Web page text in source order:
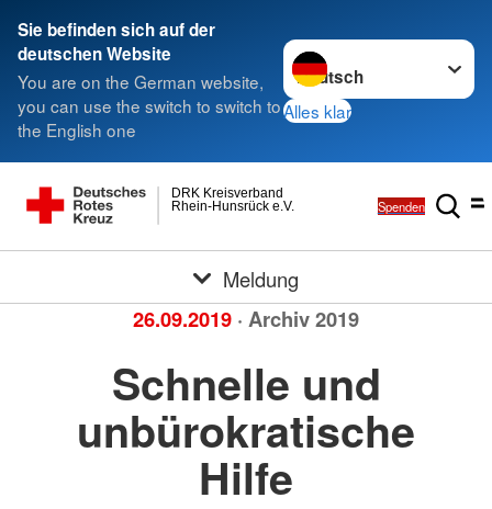
Sie befinden sich auf der
deutschen Website
You are on the German website,
you can use the switch to switch to
the English one
Sprache wechseln zu
Alles klar
Rhein-Hunsrück e.V.
DRK Kreisverband
Spenden
Meldung
26.09.2019 · Archiv 2019
Schnelle und
unbürokratische
Hilfe